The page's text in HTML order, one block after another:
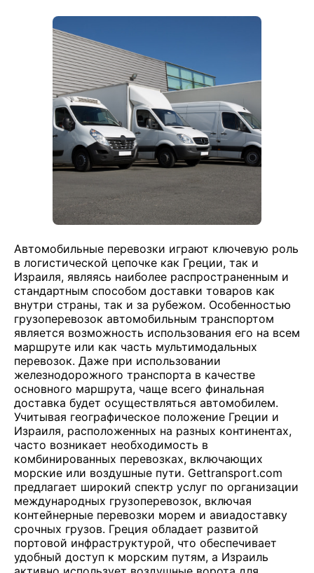
Автомобильные перевозки играют ключевую роль
в логистической цепочке как Греции, так и
Израиля, являясь наиболее распространенным и
стандартным способом доставки товаров как
внутри страны, так и за рубежом. Особенностью
грузоперевозок автомобильным транспортом
является возможность использования его на всем
маршруте или как часть мультимодальных
перевозок. Даже при использовании
железнодорожного транспорта в качестве
основного маршрута, чаще всего финальная
доставка будет осуществляться автомобилем.
Учитывая географическое положение Греции и
Израиля, расположенных на разных континентах,
часто возникает необходимость в
комбинированных перевозках, включающих
морские или воздушные пути. Gettransport.com
предлагает широкий спектр услуг по организации
международных грузоперевозок, включая
контейнерные перевозки морем и авиадоставку
срочных грузов. Греция обладает развитой
портовой инфраструктурой, что обеспечивает
удобный доступ к морским путям, а Израиль